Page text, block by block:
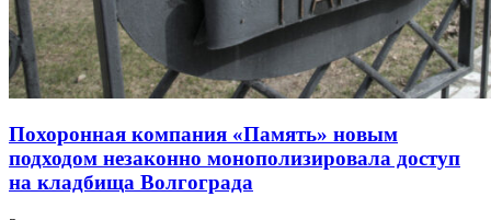
Похоронная компания «Память» новым
подходом незаконно монополизировала доступ
на кладбища Волгограда